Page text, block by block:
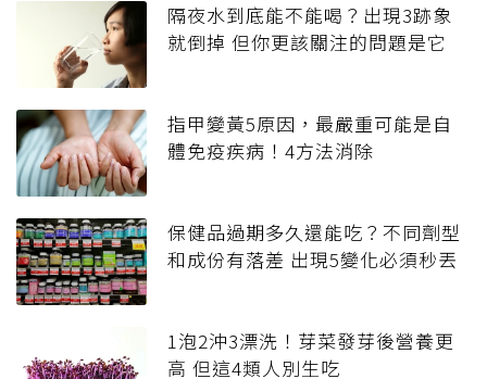
隔夜水到底能不能喝？出現3跡象
就倒掉 但你更該關注的問題是它
指甲變黃5原因，最嚴重可能是自
體免疫疾病！4方法消除
保健品過期多久還能吃？不同劑型
和成份有落差 出現5變化必須秒丟
1泡2沖3漂洗！芽菜發芽後營養更
高 但這4類人別生吃